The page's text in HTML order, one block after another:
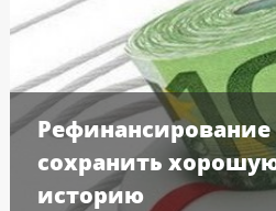
Рефинансирование
сохранить
историю